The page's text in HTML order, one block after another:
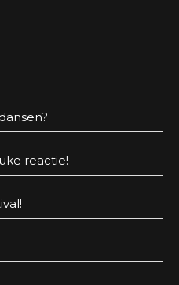
reactie!